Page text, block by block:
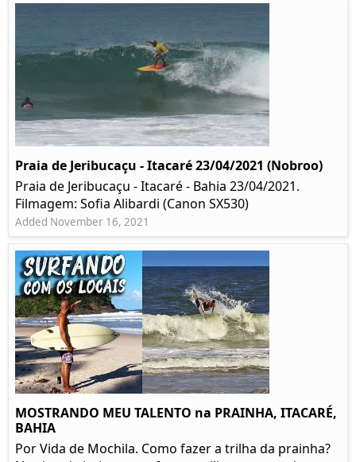
Praia de Jeribucaçu - Itacaré 23/04/2021 (Nobroo)
Praia de Jeribucaçu - Itacaré - Bahia 23/04/2021.
Filmagem: Sofia Alibardi (Canon SX530)
Added November 16, 2021
MOSTRANDO MEU TALENTO na PRAINHA, ITACARÉ,
BAHIA
Por Vida de Mochila. Como fazer a trilha da prainha?